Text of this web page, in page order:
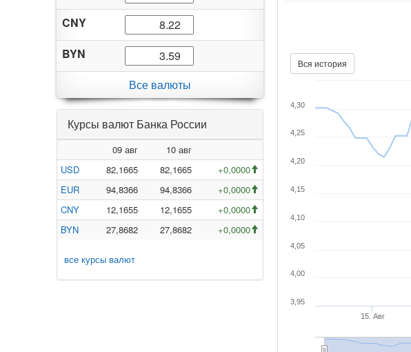
CNY
BYN
Все валюты
Курсы валют Банка России
09 авг
10 авг
USD
82,1665 82,1665
+0,0000
EUR
94,8366 94,8366
+0,0000
CNY
12,1655 12,1655
+0,0000
BYN
27,8682 27,8682 +0,0000
все курсы валют
Вся история
15. Авг
3,95
4,00
4,05
4,10
4,15
4,20
4,25
4,30